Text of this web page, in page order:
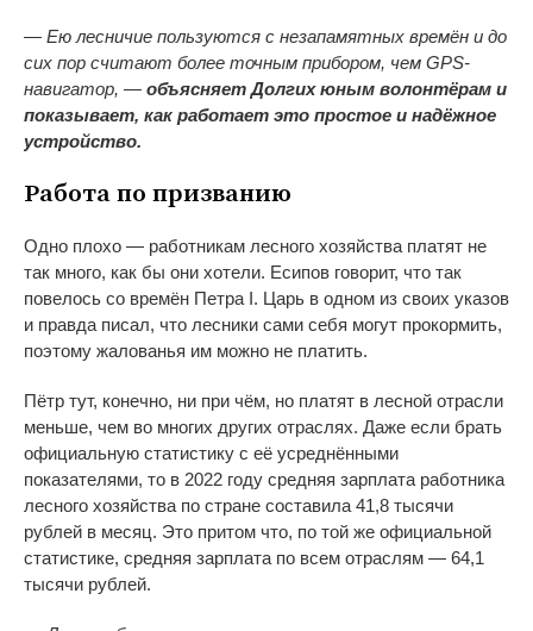
— Ею лесничие пользуются с незапамятных времён и до
сих пор считают более точным прибором, чем GPS-
навигатор, — объясняет Долгих юным волонтёрам и
показывает, как работает это простое и надёжное
устройство.
Работа по призванию
Одно плохо — работникам лесного хозяйства платят не
так много, как бы они хотели. Есипов говорит, что так
повелось со времён Петра I. Царь в одном из своих указов
и правда писал, что лесники сами себя могут прокормить,
поэтому жалованья им можно не платить.
Пётр тут, конечно, ни при чём, но платят в лесной отрасли
меньше, чем во многих других отраслях. Даже если брать
официальную статистику с её усреднёнными
показателями, то в 2022 году средняя зарплата работника
лесного хозяйства по стране составила 41,8 тысячи
рублей в месяц. Это притом что, по той же официальной
статистике, средняя зарплата по всем отраслям — 64,1
тысячи рублей.